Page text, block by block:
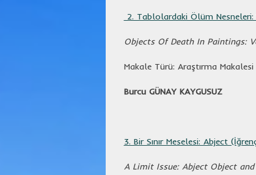
2. Tablolardaki Ölüm
Objects Of Death In Paintings:
Makale Türü: Araştırma Makalesi
Burcu GÜNAY KAYGUSUZ
3. Bir Sınır Meselesi: Abject
A Limit Issue: Abject Object